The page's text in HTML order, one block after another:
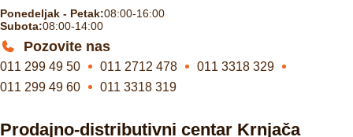
Ponedeljak - Petak:08:00-16:00
Subota:08:00-14:00
Pozovite nas
011 299 49 50 011 2712 478
011 3318 329
011 299 49 60
011 3318 319
Prodajno-distributivni centar Krnjača